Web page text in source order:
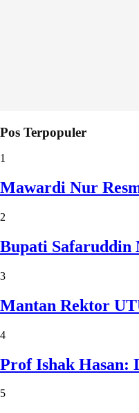
Pos Terpopuler
1
Mawardi Nur
2
Bupati Safaruddin
3
Mantan Rektor
4
Prof Ishak Hasan:
5